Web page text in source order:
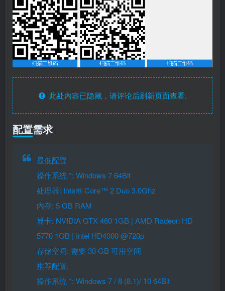
此处内容已隐藏，请评论后刷新页面查看.
配置需求
最低配置
操作系统 *: Windows 7 64Bit
处理器: Intel® Core™ 2 Duo 3.0Ghz
内存: 5 GB RAM
显卡: NVIDIA GTX 460 1GB | AMD Radeon HD
5770 1GB | Intel HD4000 @720p
存储空间: 需要 30 GB 可用空间
推荐配置:
操作系统 *: Windows 7 / 8 (8.1)/ 10 64Bit